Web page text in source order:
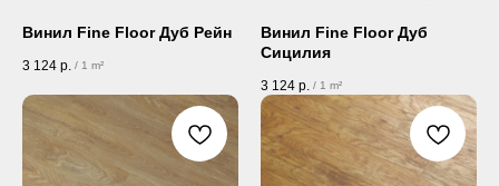
Винил Fine Floor Дуб Рейн
3 124 р. / 1 m²
Винил Fine Floor Дуб
Сицилия
3 124 р. / 1 m²